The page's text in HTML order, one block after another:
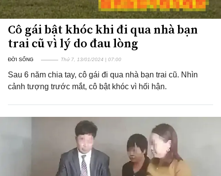
Cô gái bật khóc khi đi qua nhà bạn
trai cũ vì lý do đau lòng
ĐỜI SỐNG Thứ 7, 13/01/2024 | 07:00
Sau 6 năm chia tay, cô gái đi qua nhà bạn trai cũ. Nhìn
cảnh tượng trước mắt, cô bật khóc vì hối hận.